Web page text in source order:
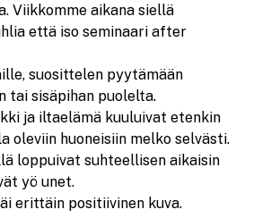
Viikkomme aikana siellä
että iso seminaari after
suosittelen pyytämään
tai sisäpihan puolelta.
ja iltaelämä kuuluivat etenkin
oleviin huoneisiin melko selvästi.
loppuivat suhteellisen aikaisin
yö unet.
erittäin positiivinen kuva.